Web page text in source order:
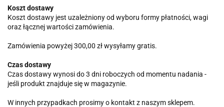
Koszt dostawy
Koszt dostawy jest uzależniony od wyboru formy płatności, wagi
oraz łącznej wartości zamówienia.
Zamówienia powyżej 300,00 zł wysyłamy gratis.
Czas dostawy
Czas dostawy wynosi do 3 dni roboczych od momentu nadania -
jeśli produkt znajduje się w magazynie.
W innych przypadkach prosimy o kontakt z naszym sklepem.